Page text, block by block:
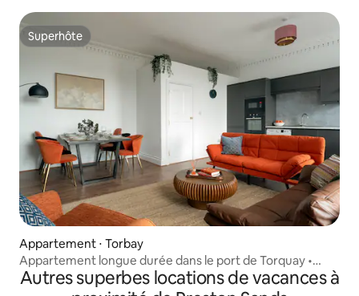
Superhôte
Superhôte
Appartement ⋅ Torbay
Appartement longue durée dans le port de Torquay •
Entrepreneurs
Autres superbes locations de vacances à